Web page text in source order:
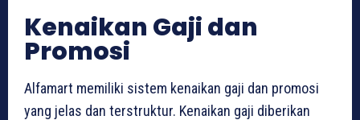
Kenaikan Gaji dan
Promosi
Alfamart memiliki sistem kenaikan gaji dan promosi
yang jelas dan terstruktur. Kenaikan gaji diberikan